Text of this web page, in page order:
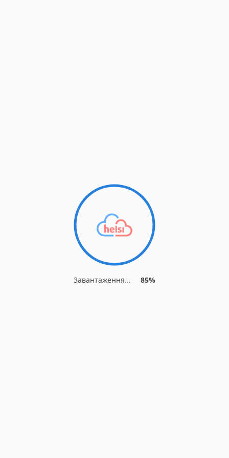
Завантаження... 85%